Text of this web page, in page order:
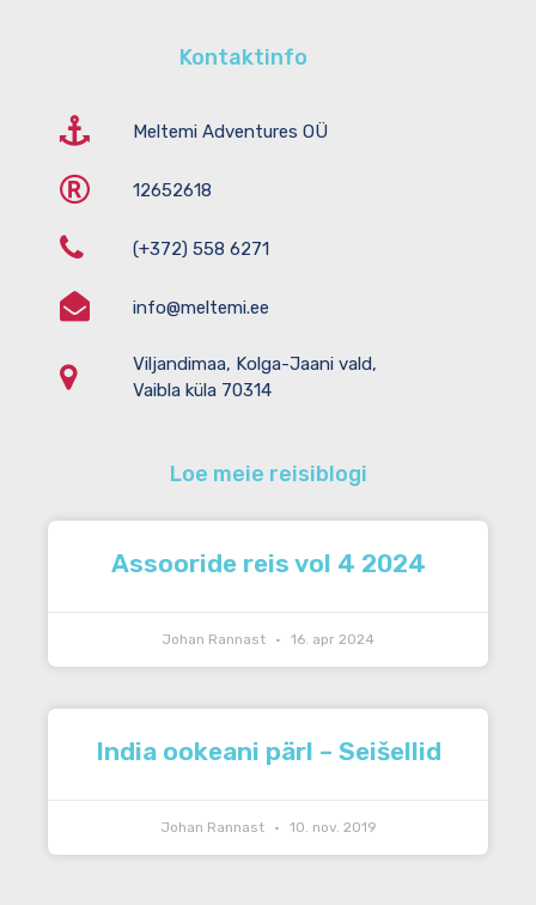
Kontaktinfo
Meltemi Adventures OÜ
12652618
(+372) 558 6271
info@meltemi.ee
Viljandimaa, Kolga-Jaani vald,
Vaibla küla 70314
Loe meie reisiblogi
Assooride reis vol 4 2024
Johan Rannast 16. apr 2024
India ookeani pärl – Seišellid
Johan Rannast 10. nov. 2019